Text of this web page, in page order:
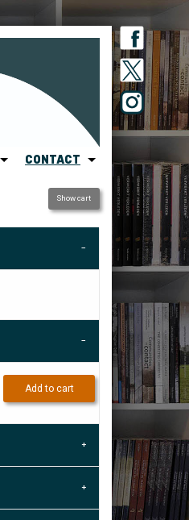
CONTACT
Show cart
Add to cart